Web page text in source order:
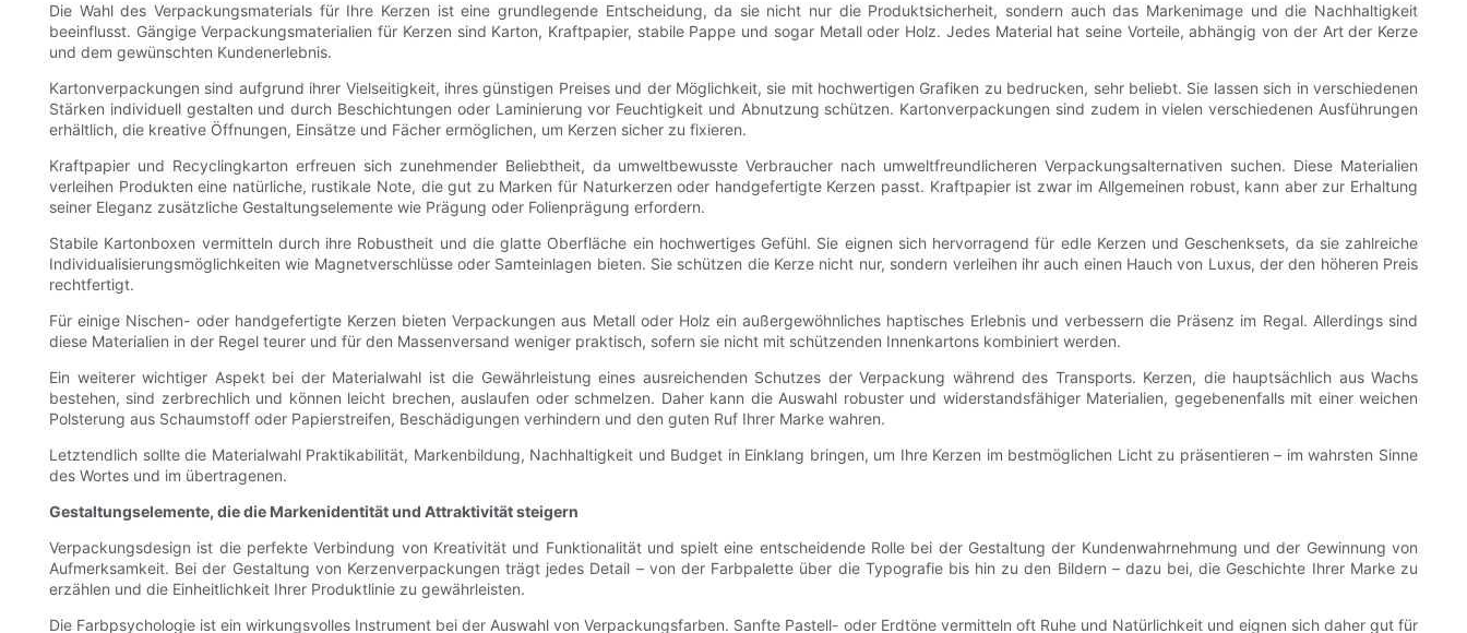
Die Wahl des Verpackungsmaterials für Ihre Kerzen ist eine grundlegende Entscheidung, da sie nicht nur die Produktsicherheit, sondern auch das Markenimage und die Nachhaltigkeit
beeinflusst. Gängige Verpackungsmaterialien für Kerzen sind Karton, Kraftpapier, stabile Pappe und sogar Metall oder Holz. Jedes Material hat seine Vorteile, abhängig von der Art der Kerze
und dem gewünschten Kundenerlebnis.
Kartonverpackungen sind aufgrund ihrer Vielseitigkeit, ihres günstigen Preises und der Möglichkeit, sie mit hochwertigen Grafiken zu bedrucken, sehr beliebt. Sie lassen sich in verschiedenen
Stärken individuell gestalten und durch Beschichtungen oder Laminierung vor Feuchtigkeit und Abnutzung schützen. Kartonverpackungen sind zudem in vielen verschiedenen Ausführungen
erhältlich, die kreative Öffnungen, Einsätze und Fächer ermöglichen, um Kerzen sicher zu fixieren.
Kraftpapier und Recyclingkarton erfreuen sich zunehmender Beliebtheit, da umweltbewusste Verbraucher nach umweltfreundlicheren Verpackungsalternativen suchen. Diese Materialien
verleihen Produkten eine natürliche, rustikale Note, die gut zu Marken für Naturkerzen oder handgefertigte Kerzen passt. Kraftpapier ist zwar im Allgemeinen robust, kann aber zur Erhaltung
seiner Eleganz zusätzliche Gestaltungselemente wie Prägung oder Folienprägung erfordern.
Stabile Kartonboxen vermitteln durch ihre Robustheit und die glatte Oberfläche ein hochwertiges Gefühl. Sie eignen sich hervorragend für edle Kerzen und Geschenksets, da sie zahlreiche
Individualisierungsmöglichkeiten wie Magnetverschlüsse oder Samteinlagen bieten. Sie schützen die Kerze nicht nur, sondern verleihen ihr auch einen Hauch von Luxus, der den höheren Preis
rechtfertigt.
Für einige Nischen- oder handgefertigte Kerzen bieten Verpackungen aus Metall oder Holz ein außergewöhnliches haptisches Erlebnis und verbessern die Präsenz im Regal. Allerdings sind
diese Materialien in der Regel teurer und für den Massenversand weniger praktisch, sofern sie nicht mit schützenden Innenkartons kombiniert werden.
Ein weiterer wichtiger Aspekt bei der Materialwahl ist die Gewährleistung eines ausreichenden Schutzes der Verpackung während des Transports. Kerzen, die hauptsächlich aus Wachs
bestehen, sind zerbrechlich und können leicht brechen, auslaufen oder schmelzen. Daher kann die Auswahl robuster und widerstandsfähiger Materialien, gegebenenfalls mit einer weichen
Polsterung aus Schaumstoff oder Papierstreifen, Beschädigungen verhindern und den guten Ruf Ihrer Marke wahren.
Letztendlich sollte die Materialwahl Praktikabilität, Markenbildung, Nachhaltigkeit und Budget in Einklang bringen, um Ihre Kerzen im bestmöglichen Licht zu präsentieren – im wahrsten Sinne
des Wortes und im übertragenen.
Gestaltungselemente, die die Markenidentität und Attraktivität steigern
Verpackungsdesign ist die perfekte Verbindung von Kreativität und Funktionalität und spielt eine entscheidende Rolle bei der Gestaltung der Kundenwahrnehmung und der Gewinnung von
Aufmerksamkeit. Bei der Gestaltung von Kerzenverpackungen trägt jedes Detail – von der Farbpalette über die Typografie bis hin zu den Bildern – dazu bei, die Geschichte Ihrer Marke zu
erzählen und die Einheitlichkeit Ihrer Produktlinie zu gewährleisten.
Die Farbpsychologie ist ein wirkungsvolles Instrument bei der Auswahl von Verpackungsfarben. Sanfte Pastell- oder Erdtöne vermitteln oft Ruhe und Natürlichkeit und eignen sich daher gut für